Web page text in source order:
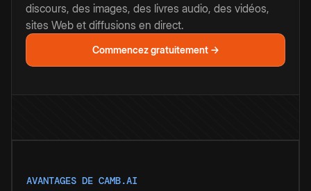
discours, des images, des livres audio, des vidéos,
sites Web et diffusions en direct.
Commencez gratuitement →
AVANTAGES DE CAMB.AI